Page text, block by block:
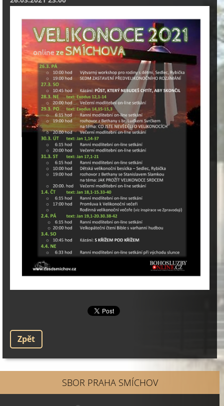
Zpět
SBOR PRAHA SMÍCHOV